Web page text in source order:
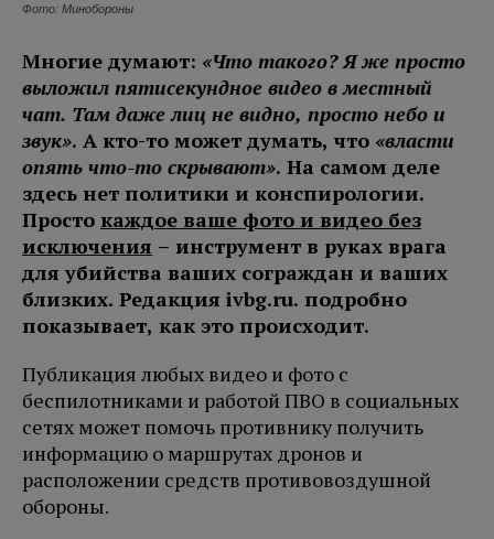
Фото: Минобороны
Многие думают: «Что такого? Я же просто
выложил пятисекундное видео в местный
чат. Там даже лиц не видно, просто небо и
звук». А кто-то может думать, что «власти
опять что-то скрывают». На самом деле
здесь нет политики и конспирологии.
Просто каждое ваше фото и видео без
исключения – инструмент в руках врага
для убийства ваших сограждан и ваших
близких. Редакция ivbg.ru. подробно
показывает, как это происходит.
Публикация любых видео и фото с
беспилотниками и работой ПВО в социальных
сетях может помочь противнику получить
информацию о маршрутах дронов и
расположении средств противовоздушной
обороны.